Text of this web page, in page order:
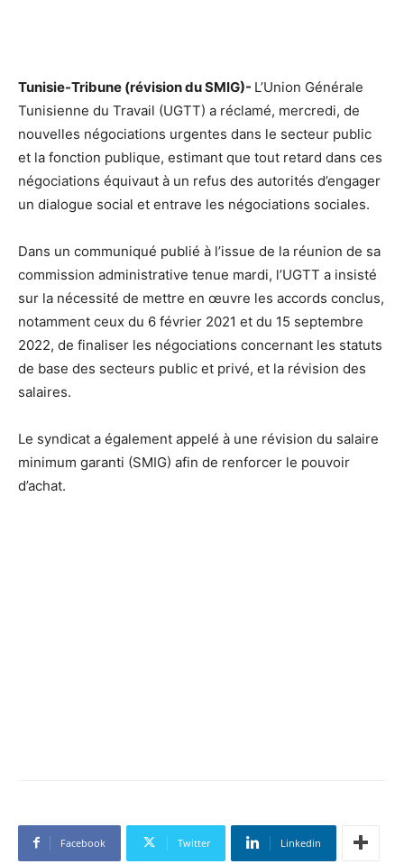
Tunisie-Tribune (révision du SMIG)- L’Union Générale
Tunisienne du Travail (UGTT) a réclamé, mercredi, de
nouvelles négociations urgentes dans le secteur public
et la fonction publique, estimant que tout retard dans ces
négociations équivaut à un refus des autorités d’engager
un dialogue social et entrave les négociations sociales.
Dans un communiqué publié à l’issue de la réunion de sa
commission administrative tenue mardi, l’UGTT a insisté
sur la nécessité de mettre en œuvre les accords conclus,
notamment ceux du 6 février 2021 et du 15 septembre
2022, de finaliser les négociations concernant les statuts
de base des secteurs public et privé, et la révision des
salaires.
Le syndicat a également appelé à une révision du salaire
minimum garanti (SMIG) afin de renforcer le pouvoir
d’achat.
Facebook Twitter Linkedin